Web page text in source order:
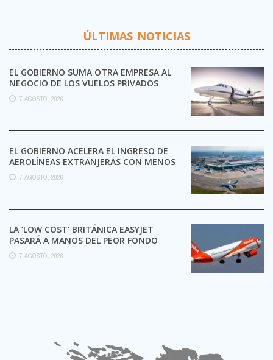
ÚLTIMAS NOTICIAS
EL GOBIERNO SUMA OTRA EMPRESA AL
NEGOCIO DE LOS VUELOS PRIVADOS
7 AGOSTO, 2026
EL GOBIERNO ACELERA EL INGRESO DE
AEROLÍNEAS EXTRANJERAS CON MENOS
TRÁMITES
7 AGOSTO, 2026
LA ‘LOW COST’ BRITÁNICA EASYJET
PASARÁ A MANOS DEL PEOR FONDO
POSIBLE:
7 AGOSTO, 2026